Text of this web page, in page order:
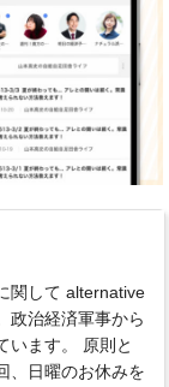
関して alternative
政治経済軍事から
います。 原則と
、日曜のお休みを